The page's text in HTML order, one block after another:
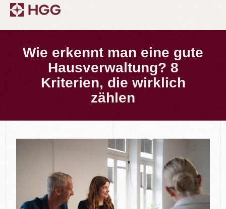
Wie erkennt man eine gute
Hausverwaltung? 8
Kriterien, die wirklich
zählen